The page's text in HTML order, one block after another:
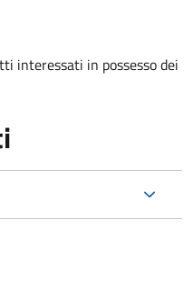
interessati in possesso dei